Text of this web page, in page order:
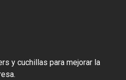
y cuchillas para mejorar la